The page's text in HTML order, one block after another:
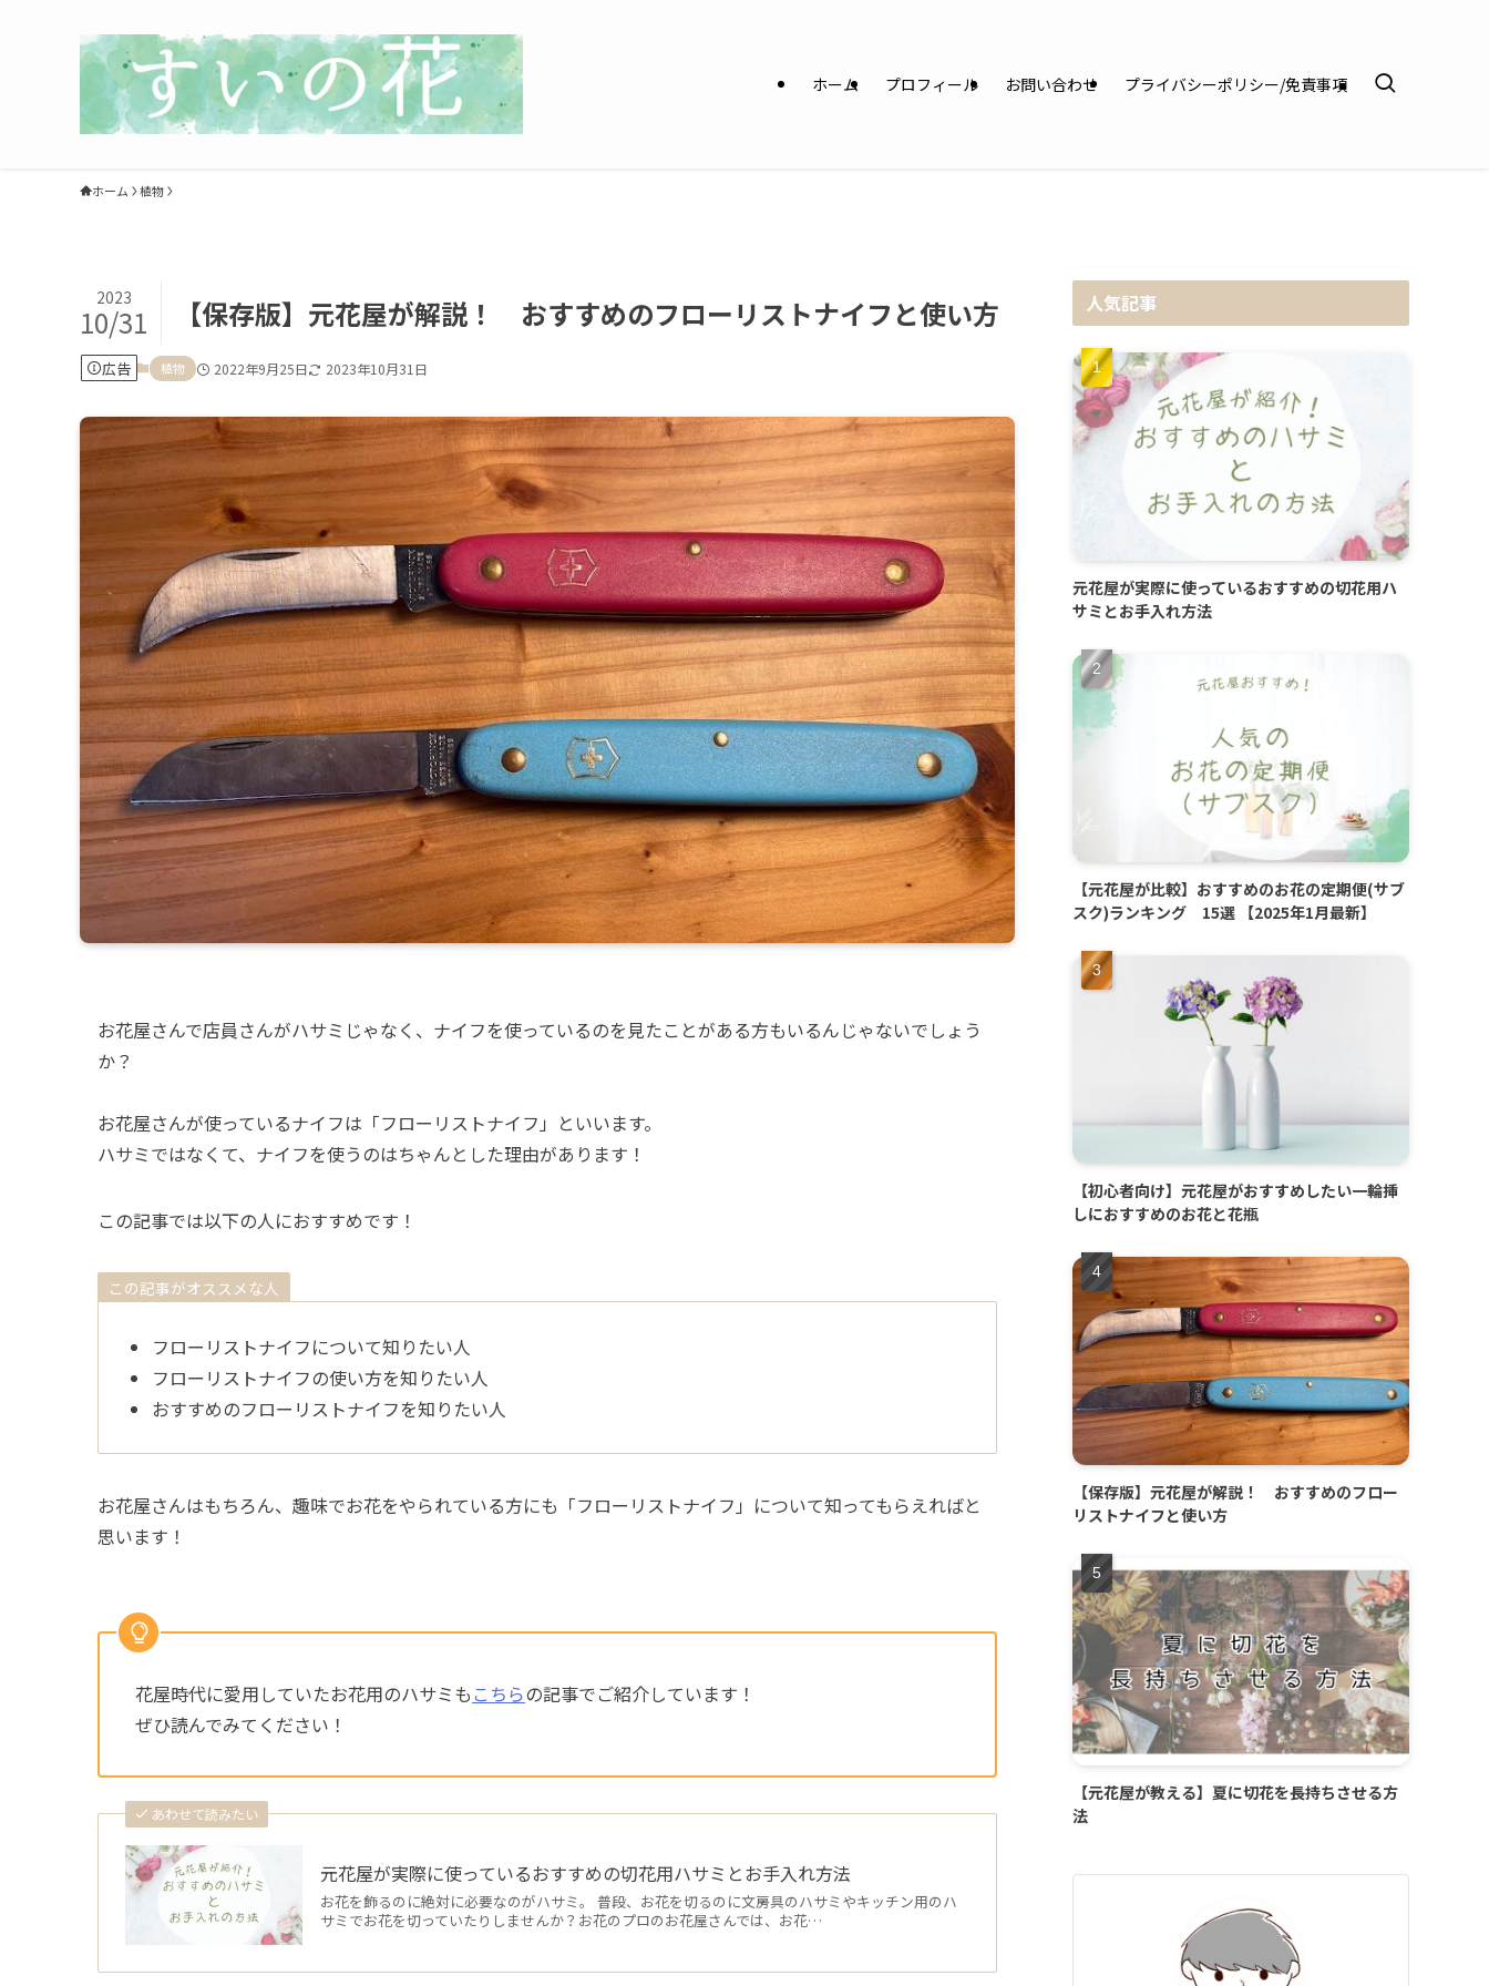
ホーム プロフィール お問い合わせ プライバシーポリシー/免責事項
ホーム 植物
【保存版】元花屋が解説！ おすすめのフローリストナイフと使い方
2023
10/31
広告 植物 2022年9月25日 2023年10月31日
お花屋さんで店員さんがハサミじゃなく、ナイフを使っているのを見たことがある方もいるんじゃないでしょう
か？
お花屋さんが使っているナイフは「フローリストナイフ」といいます。
ハサミではなくて、ナイフを使うのはちゃんとした理由があります！
この記事では以下の人におすすめです！
この記事がオススメな人
フローリストナイフについて知りたい人
フローリストナイフの使い方を知りたい人
おすすめのフローリストナイフを知りたい人
お花屋さんはもちろん、趣味でお花をやられている方にも「フローリストナイフ」について知ってもらえればと
思います！
花屋時代に愛用していたお花用のハサミも こちらの記事でご紹介しています！
ぜひ読んでみてください！
あわせて読みたい
元花屋が実際に使っているおすすめの切花用ハサミとお手入れ方法
お花を飾るのに絶対に必要なのがハサミ。 普段、お花を切るのに文房具のハサミやキッチン用のハ
サミでお花を切っていたりしませんか？お花のプロのお花屋さんでは、お花…
人気記事
元花屋が実際に使っているおすすめの切花用ハ
サミとお手入れ方法
【元花屋が比較】おすすめのお花の定期便(サブ
スク)ランキング 15選 【2025年1月最新】
【初心者向け】元花屋がおすすめしたい一輪挿
しにおすすめのお花と花瓶
【保存版】元花屋が解説！ おすすめのフロー
リストナイフと使い方
【元花屋が教える】夏に切花を長持ちさせる方
法